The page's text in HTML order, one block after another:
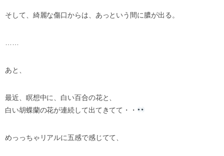
そして、綺麗な傷口からは、あっという間に膿が出る。
あと、
最近、瞑想中に、白い百合の花と、
白い胡蝶蘭の花が連続して出てきてて・・
めっっちゃリアルに五感で感じてて、